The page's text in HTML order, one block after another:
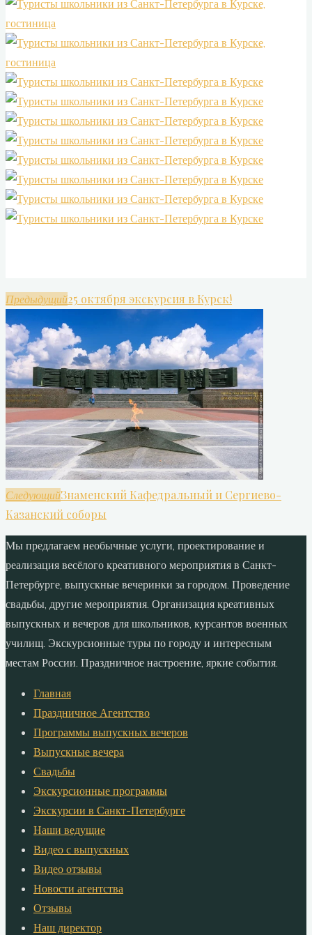
Предыдущий25 октября экскурсия в Курск!
СледующийЗнаменский Кафедральный и Сергиево-
Казанский соборы
Мы предлагаем необычные услуги, проектирование и
реализация весёлого креативного мероприятия в Санкт-
Петербурге, выпускные вечеринки за городом. Проведение
свадьбы, другие мероприятия. Организация креативных
выпускных и вечеров для школьников, курсантов военных
училищ. Экскурсионные туры по городу и интересным
местам России. Праздничное настроение, яркие события.
Главная
Праздничное Агентство
Программы выпускных вечеров
Выпускные вечера
Свадьбы
Экскурсионные программы
Экскурсии в Санкт-Петербурге
Наши ведущие
Видео с выпускных
Видео отзывы
Новости агентства
Отзывы
Наш директор